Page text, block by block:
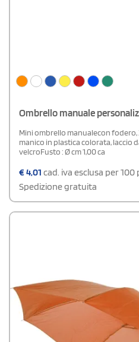
Ombrello manuale
Mini ombrello manualecon fodero,
manico in plastica colorata, laccio
velcroFusto : Ø cm 1,00 ca
€4,01 cad. iva esclusa per 100
Spedizione gratuita